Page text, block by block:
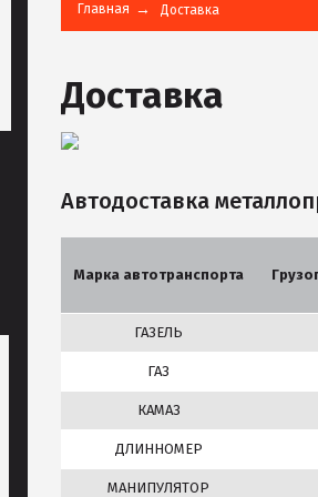
Главная Доставка
Доставка
Автодоставка
Марка автотранспорта
ГАЗЕЛЬ
ГАЗ
КАМАЗ
ДЛИННОМЕР
МАНИПУЛЯТОР